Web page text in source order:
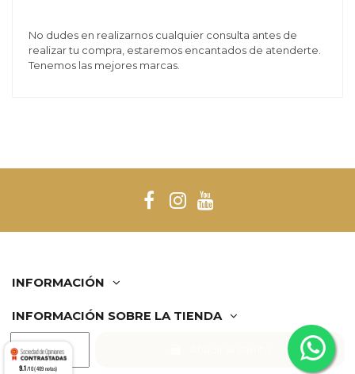
No dudes en realizarnos cualquier consulta antes de
realizar tu compra, estaremos encantados de atenderte.
Tenemos las mejores marcas.
INFORMACIÓN
INFORMACIÓN SOBRE LA TIENDA
Comerciante aprobado por la Sociedad de Opiniones
Contrastadas, haga clic aquí para mostrar el certificado.
9.1/10 (409 notas)